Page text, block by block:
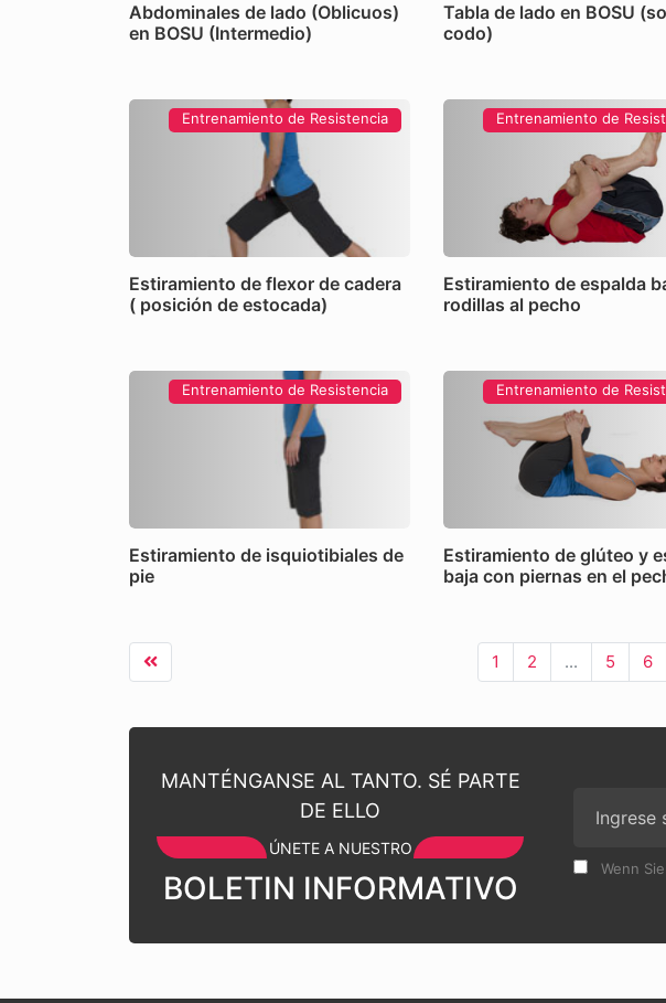
Abdominales de lado (Oblicuos)
en BOSU (Intermedio)
Tabla de lado en BOSU
codo)
Entrenamiento de Resistencia
Estiramiento de flexor de cadera
( posición de estocada)
Entrenamiento de
Estiramiento de espalda
rodillas al pecho
Entrenamiento de Resistencia
Estiramiento de isquiotibiales de
pie
Entrenamiento de
Estiramiento de glúteo y
baja con piernas en el
1 2 ... 5 6
MANTÉNGANSE AL TANTO. SÉ PARTE
DE ELLO
ÚNETE A NUESTRO
BOLETIN INFORMATIVO
Wenn